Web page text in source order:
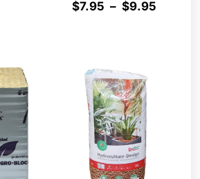
$7.95 – $9.95